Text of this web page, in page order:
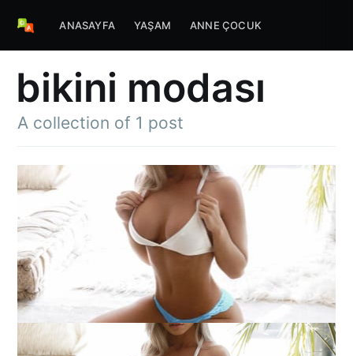
ANASAYFA YAŞAM ANNE ÇOCUK
bikini modası
A collection of 1 post